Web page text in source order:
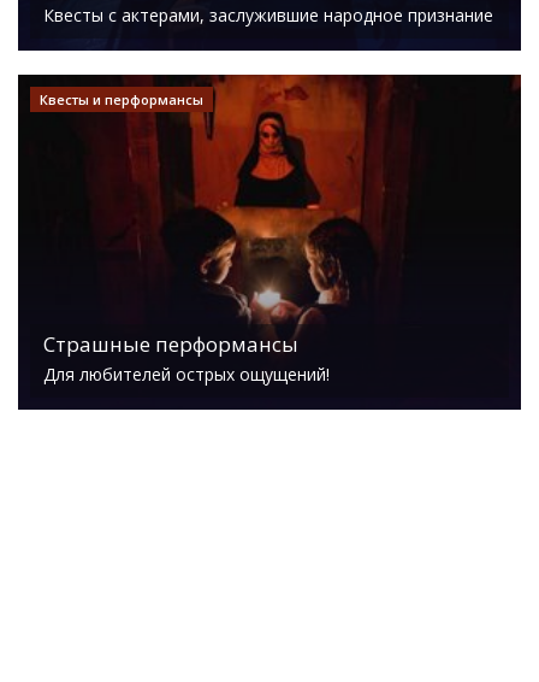
Квесты с актерами, заслужившие народное признание
Квесты и перформансы
Страшные перформансы
Для любителей острых ощущений!